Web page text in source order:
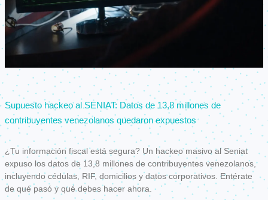
Supuesto hackeo al SENIAT: Datos de 13,8 millones de
contribuyentes venezolanos quedaron expuestos
¿Tu información fiscal está segura? Un hackeo masivo al Seniat
expuso los datos de 13,8 millones de contribuyentes venezolanos,
incluyendo cédulas, RIF, domicilios y datos corporativos. Entérate
de qué pasó y qué debes hacer ahora.